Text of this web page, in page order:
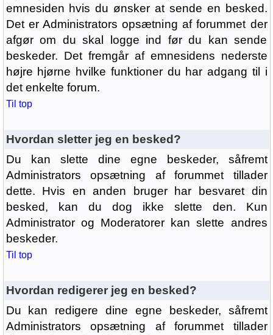
emnesiden hvis du ønsker at sende en besked.
Det er Administrators opsætning af forummet der
afgør om du skal logge ind før du kan sende
beskeder. Det fremgår af emnesidens nederste
højre hjørne hvilke funktioner du har adgang til i
det enkelte forum.
Til top
Hvordan sletter jeg en besked?
Du kan slette dine egne beskeder, såfremt
Administrators opsætning af forummet tillader
dette. Hvis en anden bruger har besvaret din
besked, kan du dog ikke slette den. Kun
Administrator og Moderatorer kan slette andres
beskeder.
Til top
Hvordan redigerer jeg en besked?
Du kan redigere dine egne beskeder, såfremt
Administrators opsætning af forummet tillader